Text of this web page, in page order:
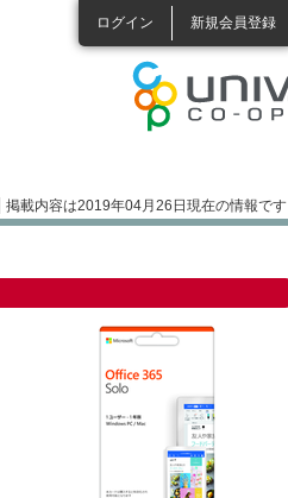
ログイン 新規会員登録
掲載内容は2019年04月26日現在の情報です